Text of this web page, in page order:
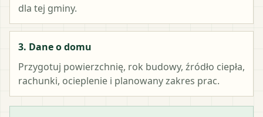
dla tej gminy.
3. Dane o domu
Przygotuj powierzchnię, rok budowy, źródło ciepła,
rachunki, ocieplenie i planowany zakres prac.